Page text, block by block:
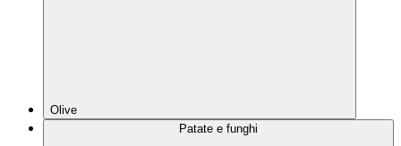
Olive
Patate e funghi